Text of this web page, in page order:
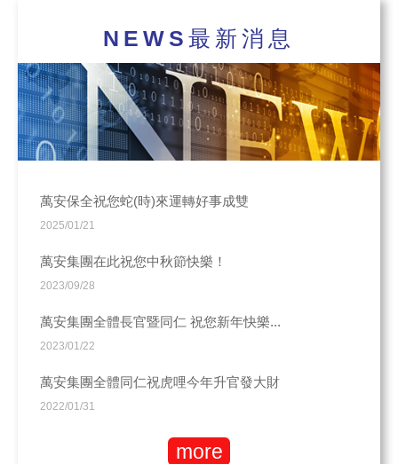
NEWS 最新消息
萬安保全祝您蛇(時)來運轉好事成雙
2025/01/21
萬安集團在此祝您中秋節快樂！
2023/09/28
萬安集團全體長官暨同仁 祝您新年快樂...
2023/01/22
萬安集團全體同仁祝虎哩今年升官發大財
2022/01/31
more